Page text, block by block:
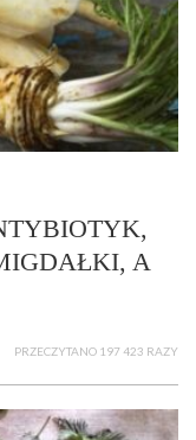
A
PRZECZYTANO 197 423 RAZY